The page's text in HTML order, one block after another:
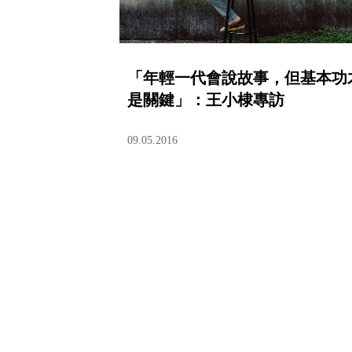
「年輕一代會說故事，但基本功
是關鍵」：王小棣專訪
09.05.2016